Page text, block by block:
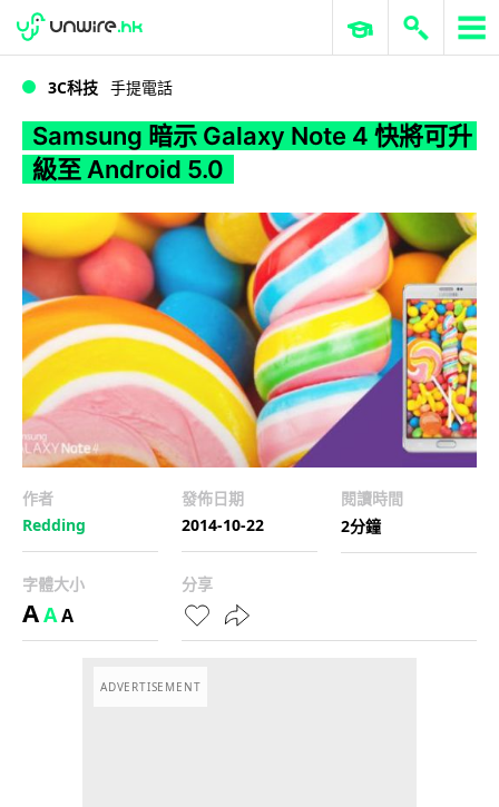
WWDC 2026 ERP 與商業 AI
3C科技 手提電話
Samsung 暗示 Galaxy Note 4 快將可升
級至 Android 5.0
作者
Redding
發佈日期
2014-10-22
閱讀時間
2分鐘
字體大小
AAA
分享
ADVERTISEMENT